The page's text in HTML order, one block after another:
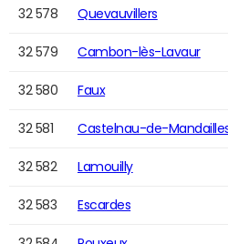
32 578 Quevauvillers
32 579 Cambon-lès-Lavaur
32 580 Faux
32 581 Castelnau-de-
32 582 Lamouilly
32 583 Escardes